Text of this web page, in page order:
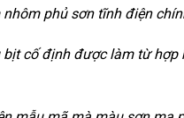
phủ sơn tĩnh điện
cố định được làm từ